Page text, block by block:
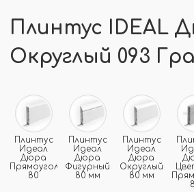
Плинтус IDEAL
Округлый 093
Плинтус
Идеал
Дюра
Прямоугольный
80
Плинтус
Идеал
Дюра
Фигурный
80 мм
Плинтус
Идеал
Дюра
Округлый
80 мм